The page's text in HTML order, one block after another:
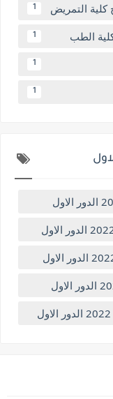
كلية التمريض 1
الطب 1
1
1